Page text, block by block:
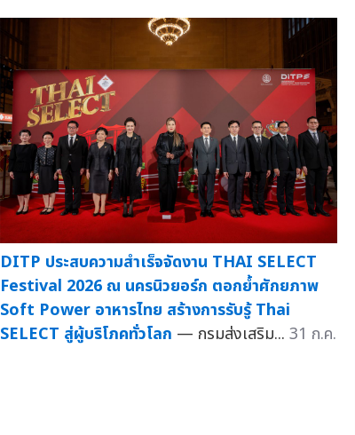
DITP ประสบความสำเร็จจัดงาน THAI SELECT
Festival 2026 ณ นครนิวยอร์ก ตอกย้ำศักยภาพ
Soft Power อาหารไทย สร้างการรับรู้ Thai
SELECT สู่ผู้บริโภคทั่วโลก — กรมส่งเสริม... 31 ก.ค.